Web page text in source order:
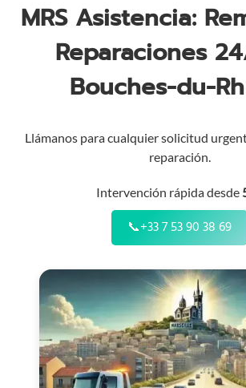
MRS Asistencia:
Reparaciones
Bouches-du-
Llámanos para cualquier solicitud
reparación.
Intervención rápida desde
📞+33 7 53 90 38 69